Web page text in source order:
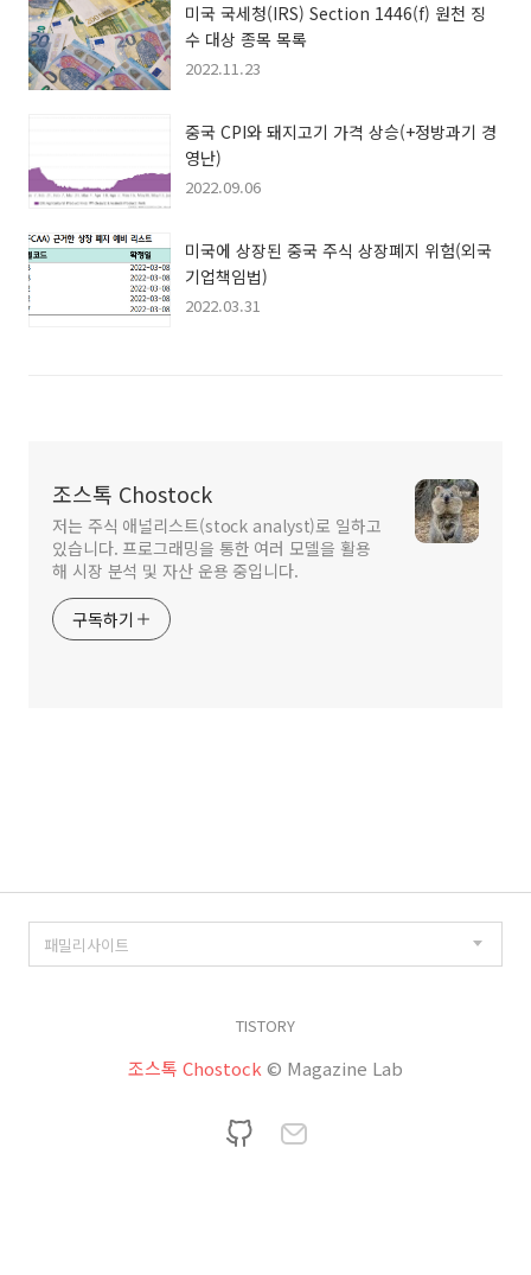
미국 국세청(IRS) Section 1446(f) 원천 징
수 대상 종목 목록
2022.11.23
중국 CPI와 돼지고기 가격 상승(+정방과기 경
영난)
2022.09.06
미국에 상장된 중국 주식 상장폐지 위험(외국
기업책임법)
2022.03.31
조스톡 Chostock
저는 주식 애널리스트(stock analyst)로 일하고
있습니다. 프로그래밍을 통한 여러 모델을 활용
해 시장 분석 및 자산 운용 중입니다.
구독하기
TISTORY
조스톡 Chostock © Magazine Lab